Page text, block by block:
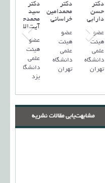
دکتر
سید
محمد‌حسین
آیت‌اللهی
عضو
هیئت
علمی
دانشگاه
یزد
دکتر
محمدامین
خراسانی
عضو
هیئت
علمی
دانشگاه
تهران
دکتر
حسن
دارابی
عضو
هیئت
علمی
دانشگاه
تهران
مشابهت‌یابی مقالات نشریه